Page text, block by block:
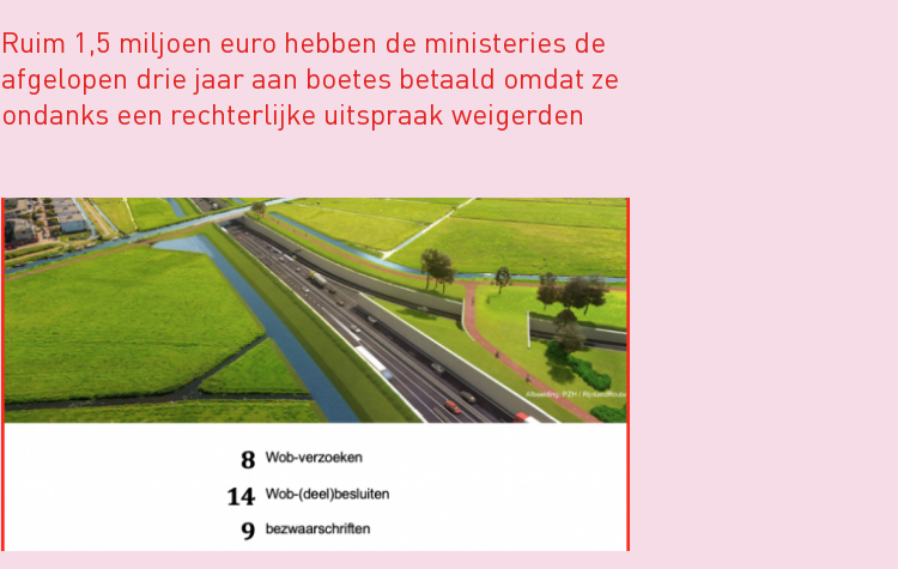
Ruim 1,5 miljoen euro hebben de ministeries de
afgelopen drie jaar aan boetes betaald omdat ze
ondanks een rechterlijke uitspraak weigerden
Voedselkwaliteit neemt met 1 miljoen euro het
leeuwendeel voor haar rekening. Dit blijkt uiteen
overzicht dat het Ministerie van BZK heeft
gepubliceerdals bijlage bij antwoorden op
Kamervragen. In totaal hadden de rechters in
164 zaken meer dan twee miljoen euro aan
De Wet openbaarheid van bestuur (Wob) – sinds